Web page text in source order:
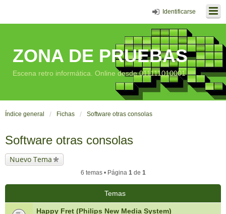
Identificarse
ZONA DE PRUEBAS
Escena retro informática. Online desde 011111010001
Índice general Fichas Software otras consolas
Software otras consolas
Nuevo Tema
6 temas • Página 1de 1
Temas
Happy Fret (Philips New Media System)